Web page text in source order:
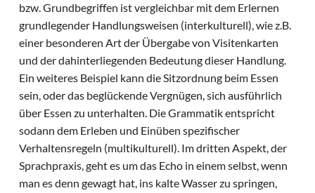
bzw. Grundbegriffen ist vergleichbar mit dem Erlernen
grundlegender Handlungsweisen (interkulturell), wie z.B.
einer besonderen Art der Übergabe von Visitenkarten
und der dahinterliegenden Bedeutung dieser Handlung.
Ein weiteres Beispiel kann die Sitzordnung beim Essen
sein, oder das beglückende Vergnügen, sich ausführlich
über Essen zu unterhalten. Die Grammatik entspricht
sodann dem Erleben und Einüben spezifischer
Verhaltensregeln (multikulturell). Im dritten Aspekt, der
Sprachpraxis, geht es um das Echo in einem selbst, wenn
man es denn gewagt hat, ins kalte Wasser zu springen,